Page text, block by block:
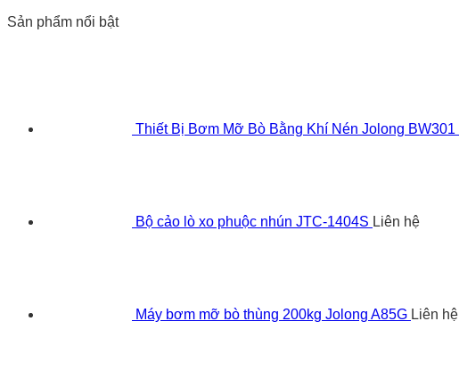
Sản phẩm nổi bật
Thiết Bị Bơm Mỡ Bò Bằng Khí Nén Jolong BW301
Bộ cảo lò xo phuộc nhún JTC-1404S Liên hệ
Máy bơm mỡ bò thùng 200kg Jolong A85G Liên hệ